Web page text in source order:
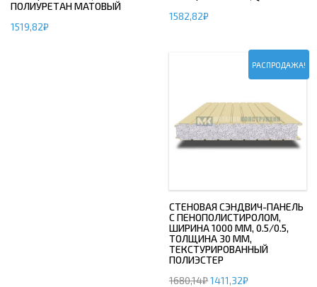
ПОЛИУРЕТАН МАТОВЫЙ
1519,82₽
1582,82₽
РАСПРОДАЖА!
СТЕНОВАЯ СЭНДВИЧ-ПАНЕЛЬ
С ПЕНОПОЛИСТИРОЛОМ,
ШИРИНА 1000 ММ, 0.5/0.5,
ТОЛЩИНА 30 ММ,
ТЕКСТУРИРОВАННЫЙ
ПОЛИЭСТЕР
1680,14₽1411,32₽